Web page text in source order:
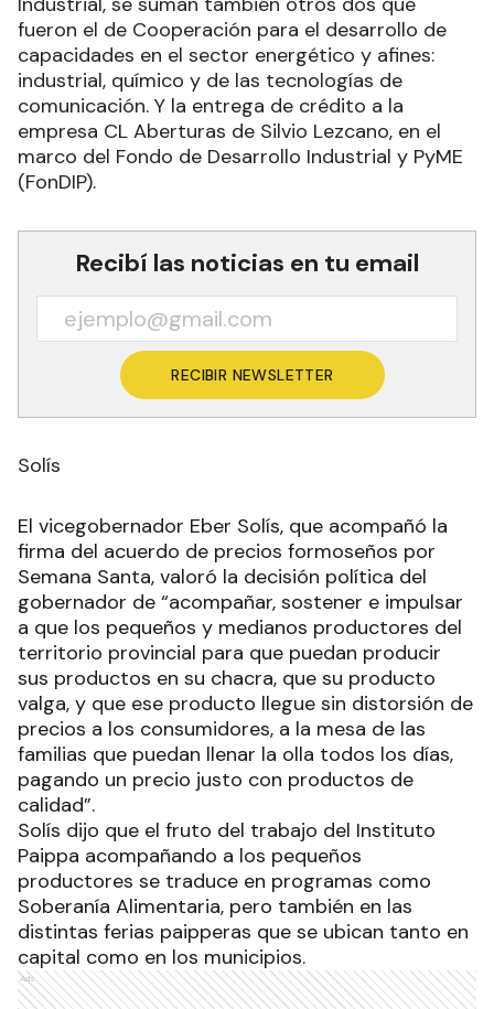
fueron el de Cooperación para el desarrollo de
capacidades en el sector energético y afines:
industrial, químico y de las tecnologías de
comunicación. Y la entrega de crédito a la
empresa CL Aberturas de Silvio Lezcano, en el
marco del Fondo de Desarrollo Industrial y PyME
(FonDIP).
Recibí las noticias en tu email
RECIBIR NEWSLETTER
Solís
El vicegobernador Eber Solís, que acompañó la
firma del acuerdo de precios formoseños por
Semana Santa, valoró la decisión política del
gobernador de “acompañar, sostener e impulsar
a que los pequeños y medianos productores del
territorio provincial para que puedan producir
sus productos en su chacra, que su producto
valga, y que ese producto llegue sin distorsión de
precios a los consumidores, a la mesa de las
familias que puedan llenar la olla todos los días,
pagando un precio justo con productos de
calidad”.
Solís dijo que el fruto del trabajo del Instituto
Paippa acompañando a los pequeños
productores se traduce en programas como
Soberanía Alimentaria, pero también en las
distintas ferias paipperas que se ubican tanto en
capital como en los municipios.
Ads